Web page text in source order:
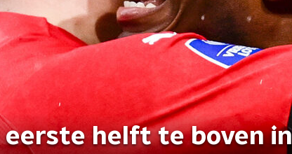
eerste helft te boven in